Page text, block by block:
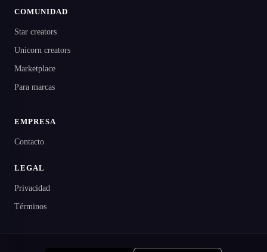
COMUNIDAD
Star creators
Unicorn creators
Marketplace
Para marcas
EMPRESA
Contacto
LEGAL
Privacidad
Términos